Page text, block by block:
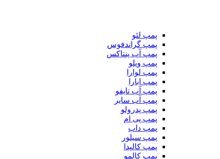
پمپ لئو
پمپ گراندفوس
پمپ آب پنتاکس
پمپ ویلو
پمپ لوارا
پمپ ابارا
پمپ آب تایفو
پمپ آب سایر
پمپ پدرولو
پمپ پی ام
پمپ داب
پمپ سیلور
پمپ کالپدا
پمپ کالمو